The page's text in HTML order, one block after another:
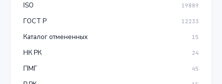
ISO 19889
ГОСТ Р 12233
Каталог отмененных 15
НК РК 24
ПМГ 45